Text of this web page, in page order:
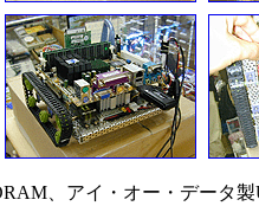
、アイ・オー・データ